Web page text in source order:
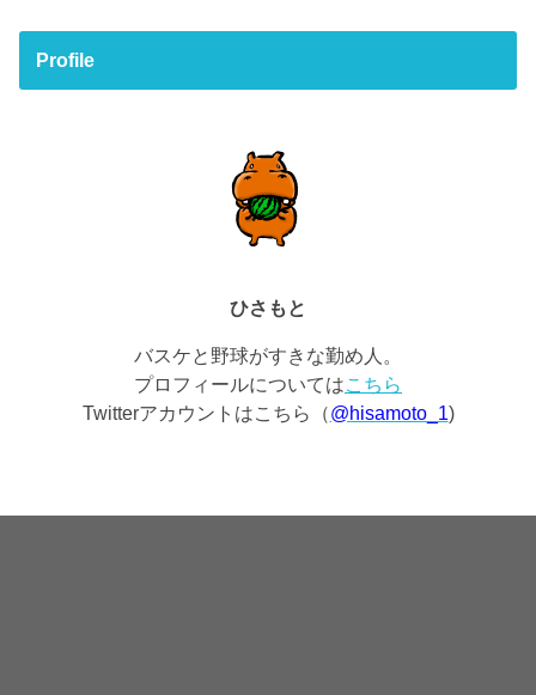
Profile
ひさもと
バスケと野球がすきな勤め人。
プロフィールについてはこちら
Twitterアカウントはこちら（@hisamoto_1)